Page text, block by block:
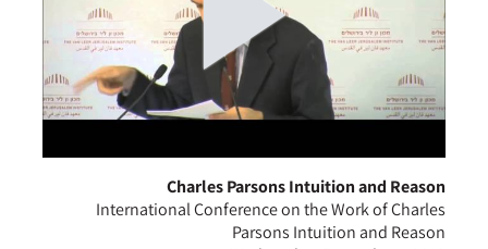
Charles Parsons Intuition and Reason
International Conference on the Work of Charles
Parsons Intuition and Reason